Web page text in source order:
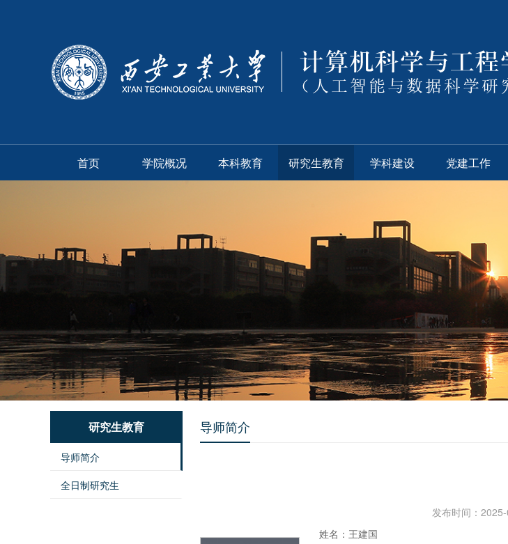
首页 学院概况 本科教育 研究生教育 学科建设 党建工作
研究生教育
导师简介
全日制研究生
导师简介
发布时间：
姓名：王建国